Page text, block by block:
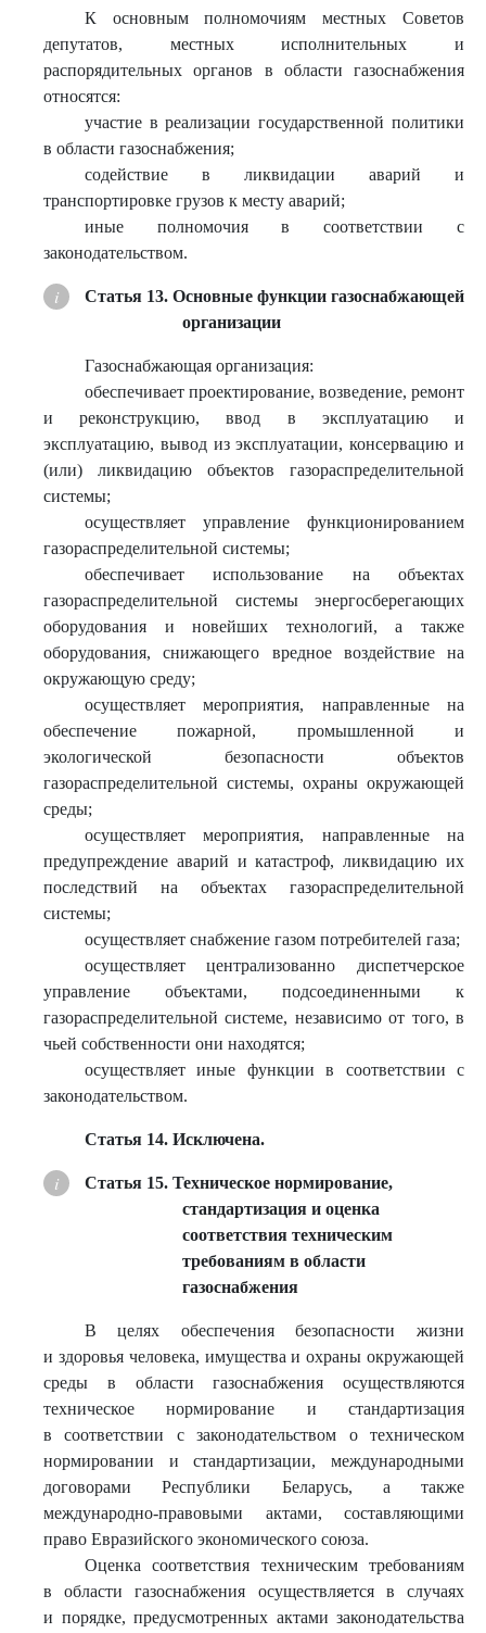
К основным полномочиям местных Советов
депутатов, местных исполнительных и
распорядительных органов в области газоснабжения
относятся:
участие в реализации государственной политики
в области газоснабжения;
содействие в ликвидации аварий и
транспортировке грузов к месту аварий;
иные полномочия в соответствии с
законодательством.
Статья 13. Основные функции газоснабжающей
организации
Газоснабжающая организация:
обеспечивает проектирование, возведение, ремонт
и реконструкцию, ввод в эксплуатацию и
эксплуатацию, вывод из эксплуатации, консервацию и
(или) ликвидацию объектов газораспределительной
системы;
осуществляет управление функционированием
газораспределительной системы;
обеспечивает использование на объектах
газораспределительной системы энергосберегающих
оборудования и новейших технологий, а также
оборудования, снижающего вредное воздействие на
окружающую среду;
осуществляет мероприятия, направленные на
обеспечение пожарной, промышленной и
экологической безопасности объектов
газораспределительной системы, охраны окружающей
среды;
осуществляет мероприятия, направленные на
предупреждение аварий и катастроф, ликвидацию их
последствий на объектах газораспределительной
системы;
осуществляет снабжение газом потребителей газа;
осуществляет централизованно диспетчерское
управление объектами, подсоединенными к
газораспределительной системе, независимо от того, в
чьей собственности они находятся;
осуществляет иные функции в соответствии с
законодательством.
Статья 14. Исключена.
Статья 15. Техническое нормирование,
стандартизация и оценка
соответствия техническим
требованиям в области
газоснабжения
В целях обеспечения безопасности жизни
и здоровья человека, имущества и охраны окружающей
среды в области газоснабжения осуществляются
техническое нормирование и стандартизация
в соответствии с законодательством о техническом
нормировании и стандартизации, международными
договорами Республики Беларусь, а также
международно-правовыми актами, составляющими
право Евразийского экономического союза.
Оценка соответствия техническим требованиям
в области газоснабжения осуществляется в случаях
и порядке, предусмотренных актами законодательства